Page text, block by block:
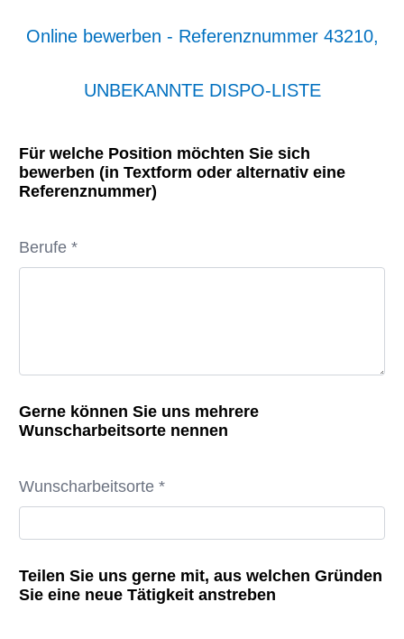
Online bewerben - Referenznummer 43210,
UNBEKANNTE DISPO-LISTE
Für welche Position möchten Sie sich
bewerben (in Textform oder alternativ eine
Referenznummer)
Berufe *
Gerne können Sie uns mehrere
Wunscharbeitsorte nennen
Wunscharbeitsorte *
Teilen Sie uns gerne mit, aus welchen Gründen
Sie eine neue Tätigkeit anstreben